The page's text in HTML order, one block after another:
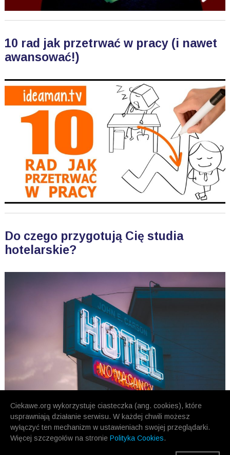
Ciekawe.org wykorzystuje ciasteczka (ang. cookies), które
usprawniają działanie serwisu. W każdej chwili możesz
wyłączyć ten mechanizm w ustawieniach swojej przeglądarki.
Więcej szczegołów na stronie Polityka Cookies.
10 rad jak przetrwać w pracy (i nawet
awansować!)
Do czego przygotują Cię studia
hotelarskie?
NASTĘPNE